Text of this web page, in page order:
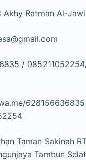
Akhy Ratman Al-Jawi
/
Taman Sakinah
Tambun